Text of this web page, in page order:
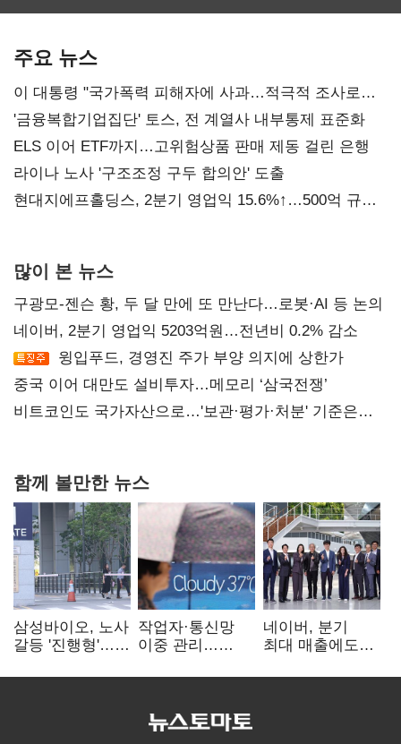
주요 뉴스
이 대통령 "국가폭력 피해자에 사과…적극적 조사로
진실 밝혀야"
'금융복합기업집단' 토스, 전 계열사 내부통제 표준화
ELS 이어 ETF까지…고위험상품 판매 제동 걸린 은행
라이나 노사 '구조조정 구두 합의안' 도출
현대지에프홀딩스, 2분기 영업익 15.6%↑…500억 규모
많이 본 뉴스
구광모-젠슨 황, 두 달 만에 또 만난다…로봇·AI 등 논의
네이버, 2분기 영업익 5203억원…전년비 0.2% 감소
윙입푸드, 경영진 주가 부양 의지에 상한가
중국 이어 대만도 설비투자…메모리 ‘삼국전쟁’
비트코인도 국가자산으로…'보관·평가·처분' 기준은
함께 볼만한 뉴스
삼성바이오, 노사
갈등 '진행형'…
작업자·통신망
이중 관리…
비상대응 돌입
네이버, 분기
최대 매출에도
팩토리 속도